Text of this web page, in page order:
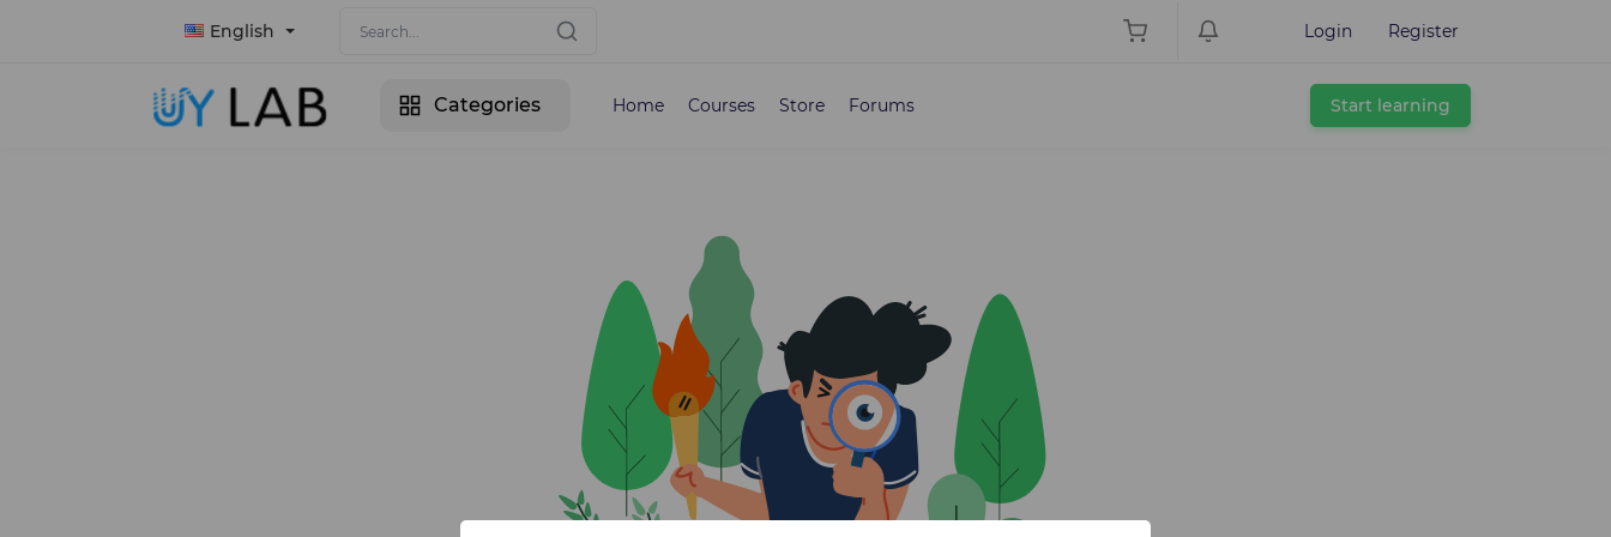
English Login Register
Categories Home Courses Store Forums Start learning